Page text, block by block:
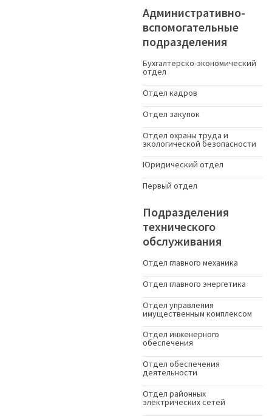
Административно-
вспомогательные
подразделения
Бухгалтерско-экономический
отдел
Отдел кадров
Отдел закупок
Отдел охраны труда и
экологической безопасности
Юридический отдел
Первый отдел
Подразделения
технического
обслуживания
Отдел главного механика
Отдел главного энергетика
Отдел управления
имущественным комплексом
Отдел инженерного
обеспечения
Отдел обеспечения
деятельности
Отдел районных
электрических сетей